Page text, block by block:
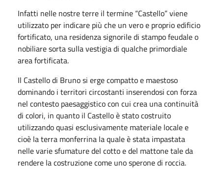
Infatti nelle nostre terre il termine “Castello” viene
utilizzato per indicare più che un vero e proprio edificio
fortificato, una residenza signorile di stampo feudale o
nobiliare sorta sulla vestigia di qualche primordiale
area fortificata.
Il Castello di Bruno si erge compatto e maestoso
dominando i territori circostanti inserendosi con forza
nel contesto paesaggistico con cui crea una continuità
di colori, in quanto il Castello è stato costruito
utilizzando quasi esclusivamente materiale locale e
cioè la terra monferrina la quale è stata impastata
nelle varie sfumature del cotto e del mattone tale da
rendere la costruzione come uno sperone di roccia.